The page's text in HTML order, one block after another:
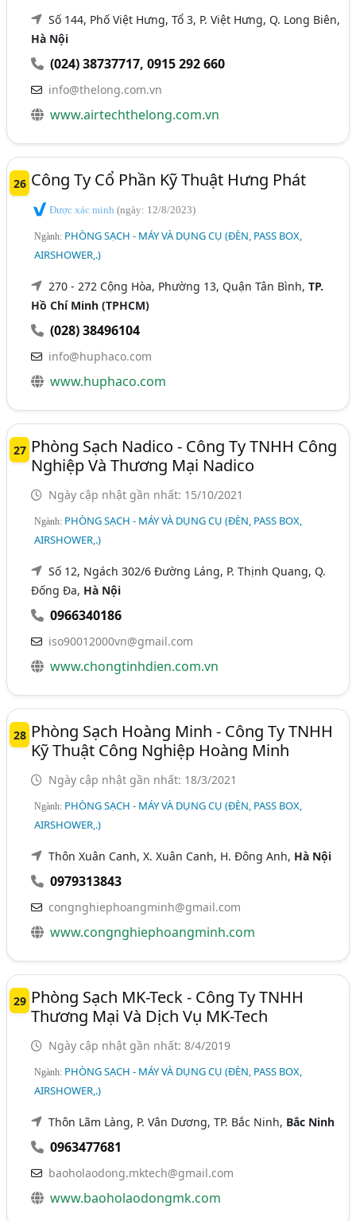
Số 144, Phố Việt Hưng, Tổ 3, P. Việt Hưng, Q. Long Biên,
Hà Nội
(024) 38737717,0915 292 660
info@thelong.com.vn
www.airtechthelong.com.vn
26 Công Ty Cổ Phần Kỹ Thuật Hưng Phát
Được xác minh(ngày: 12/8/2023)
Ngành: PHÒNG SẠCH - MÁY VÀ DỤNG CỤ (ĐÈN, PASS BOX,
AIRSHOWER,.)
270 - 272 Cộng Hòa, Phường 13, Quận Tân Bình,TP.
Hồ Chí Minh (TPHCM)
(028) 38496104
info@huphaco.com
www.huphaco.com
27 Phòng Sạch Nadico - Công Ty TNHH Công
Nghiệp Và Thương Mại Nadico
Ngày cập nhật gần nhất: 15/10/2021
Ngành: PHÒNG SẠCH - MÁY VÀ DỤNG CỤ (ĐÈN, PASS BOX,
AIRSHOWER,.)
Số 12, Ngách 302/6 Đường Láng, P. Thịnh Quang, Q.
Đống Đa, Hà Nội
0966340186
iso90012000vn@gmail.com
www.chongtinhdien.com.vn
28 Phòng Sạch Hoàng Minh - Công Ty TNHH
Kỹ Thuật Công Nghiệp Hoàng Minh
Ngày cập nhật gần nhất: 18/3/2021
Ngành: PHÒNG SẠCH - MÁY VÀ DỤNG CỤ (ĐÈN, PASS BOX,
AIRSHOWER,.)
Thôn Xuân Canh, X. Xuân Canh, H. Đông Anh, Hà Nội
0979313843
congnghiephoangminh@gmail.com
www.congnghiephoangminh.com
29 Phòng Sạch MK-Teck - Công Ty TNHH
Thương Mại Và Dịch Vụ MK-Tech
Ngày cập nhật gần nhất: 8/4/2019
Ngành: PHÒNG SẠCH - MÁY VÀ DỤNG CỤ (ĐÈN, PASS BOX,
AIRSHOWER,.)
Thôn Lãm Làng, P. Vân Dương, TP. Bắc Ninh, Bắc Ninh
0963477681
baoholaodong.mktech@gmail.com
www.baoholaodongmk.com